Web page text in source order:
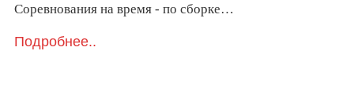
Соревнования на время - по сборке…
Подробнее..